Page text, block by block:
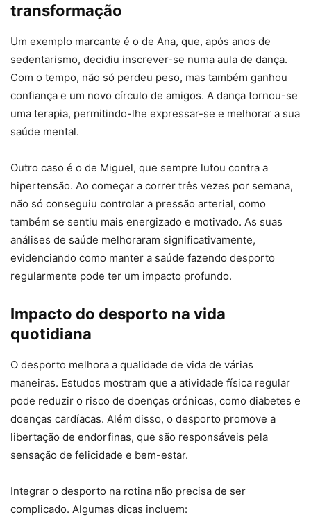
transformação
Um exemplo marcante é o de Ana, que, após anos de
sedentarismo, decidiu inscrever-se numa aula de dança.
Com o tempo, não só perdeu peso, mas também ganhou
confiança e um novo círculo de amigos. A dança tornou-se
uma terapia, permitindo-lhe expressar-se e melhorar a sua
saúde mental.
Outro caso é o de Miguel, que sempre lutou contra a
hipertensão. Ao começar a correr três vezes por semana,
não só conseguiu controlar a pressão arterial, como
também se sentiu mais energizado e motivado. As suas
análises de saúde melhoraram significativamente,
evidenciando como manter a saúde fazendo desporto
regularmente pode ter um impacto profundo.
Impacto do desporto na vida
quotidiana
O desporto melhora a qualidade de vida de várias
maneiras. Estudos mostram que a atividade física regular
pode reduzir o risco de doenças crónicas, como diabetes e
doenças cardíacas. Além disso, o desporto promove a
libertação de endorfinas, que são responsáveis pela
sensação de felicidade e bem-estar.
Integrar o desporto na rotina não precisa de ser
complicado. Algumas dicas incluem: